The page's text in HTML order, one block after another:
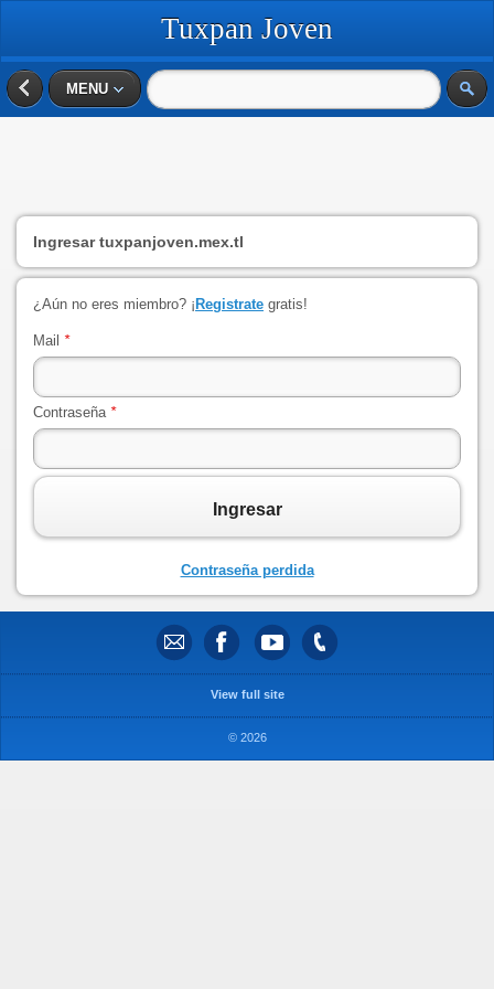
Tuxpan Joven
MENU
Ingresartuxpanjoven.mex.tl
¿Aún no eres miembro? ¡ Registrate gratis!
Mail *
Contraseña *
Ingresar
Contraseña perdida
View full site
© 2026